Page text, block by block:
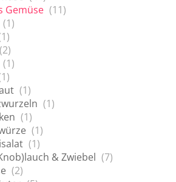
Gemüse (11)
(1)
(2)
(1)
(1)
(1)
(1)
(1)
(1)
& Zwiebel (7)
(2)